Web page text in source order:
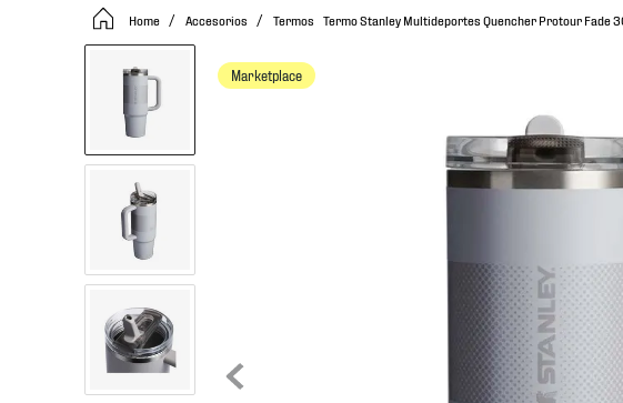
Accesorios Termos Termo Stanley Multideportes Quencher Protour Fade
Marketplace
tenis mujer
tenis hombre
tenis niño
tenis nike